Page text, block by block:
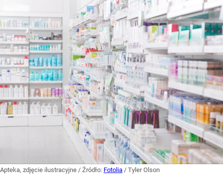
Apteka, zdjęcie ilustracyjne / Źródło: Fotolia / Tyler Olson